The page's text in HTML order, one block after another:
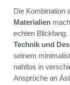
Die Kombination
Materialien
echten
Technik und
seinem
nahtlos in
Ansprüche an